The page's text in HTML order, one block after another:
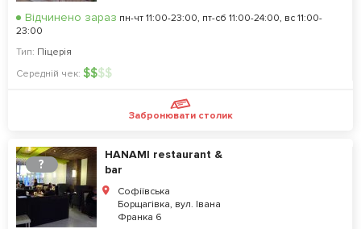
Відчинено зараз пн-чт 11:00-23:00, пт-сб 11:00-24:00, вс 11:00-
23:00
Тип: Піцерія
Середній чек: $$$$
Забронювати столик
?
HANAMI restaurant &
bar
Софіївська
Борщагівка, вул. Івана
Франка 6